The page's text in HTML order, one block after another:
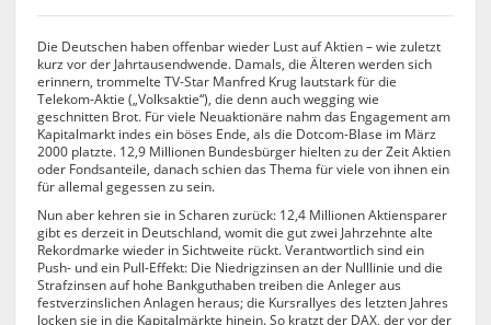
Die Deutschen haben offenbar wieder Lust auf Aktien – wie zuletzt
kurz vor der Jahrtausendwende. Damals, die Älteren werden sich
erinnern, trommelte TV-Star Manfred Krug lautstark für die
Telekom-Aktie („Volksaktie“), die denn auch wegging wie
geschnitten Brot. Für viele Neuaktionäre nahm das Engagement am
Kapitalmarkt indes ein böses Ende, als die Dotcom-Blase im März
2000 platzte. 12,9 Millionen Bundesbürger hielten zu der Zeit Aktien
oder Fondsanteile, danach schien das Thema für viele von ihnen ein
für allemal gegessen zu sein.
Nun aber kehren sie in Scharen zurück: 12,4 Millionen Aktiensparer
gibt es derzeit in Deutschland, womit die gut zwei Jahrzehnte alte
Rekordmarke wieder in Sichtweite rückt. Verantwortlich sind ein
Push- und ein Pull-Effekt: Die Niedrigzinsen an der Nulllinie und die
Strafzinsen auf hohe Bankguthaben treiben die Anleger aus
festverzinslichen Anlagen heraus; die Kursrallyes des letzten Jahres
locken sie in die Kapitalmärkte hinein. So kratzt der DAX, der vor der